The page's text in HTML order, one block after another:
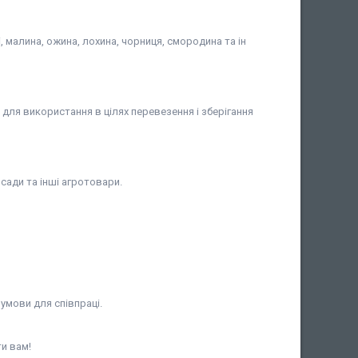
малина, ожина, лохина, чорниця, смородина та ін
використання в цілях перевезення і зберігання
та інші агротовари.
для співпраці.
вам!